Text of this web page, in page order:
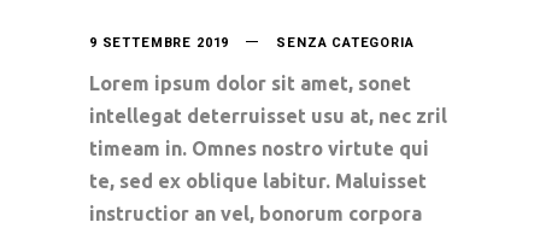
9 SETTEMBRE 2019 SENZA CATEGORIA
Lorem ipsum dolor sit amet, sonet
intellegat deterruisset usu at, nec zril
timeam in. Omnes nostro virtute qui
te, sed ex oblique labitur. Maluisset
instructior an vel, bonorum corpora